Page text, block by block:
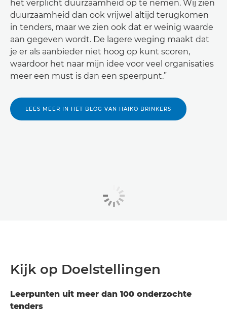
het verplicht duurzaamheid op te nemen. Wij zien
duurzaamheid dan ook vrijwel altijd terugkomen
in tenders, maar we zien ook dat er weinig waarde
aan gegeven wordt. De lagere weging maakt dat
je er als aanbieder niet hoog op kunt scoren,
waardoor het naar mijn idee voor veel organisaties
meer een must is dan een speerpunt.”
LEES MEER IN HET BLOG VAN HAIKO BRINKERS
Kijk op Doelstellingen
Leerpunten uit meer dan 100 onderzochte
tenders